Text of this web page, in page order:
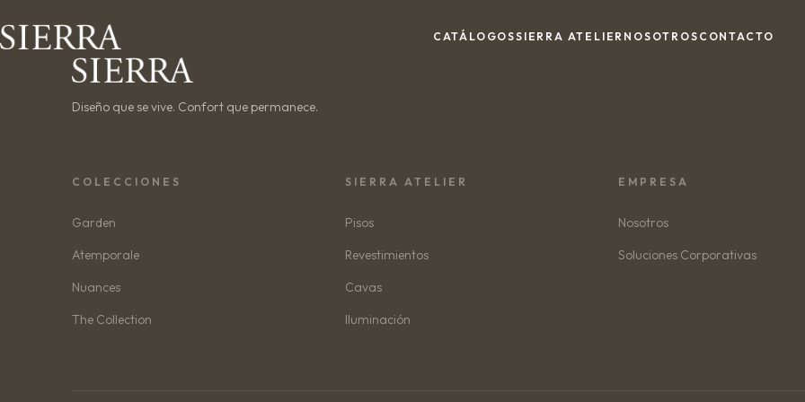
CATÁLOGOSSIERRA ATELIER NOSOTROS CONTACTO
Diseño que se vive. Confort que permanece.
COLECCIONES
Garden
Atemporale
Nuances
The Collection
SIERRA ATELIER
Pisos
Revestimientos
Cavas
Iluminación
EMPRESA
Nosotros
Soluciones Corporativas